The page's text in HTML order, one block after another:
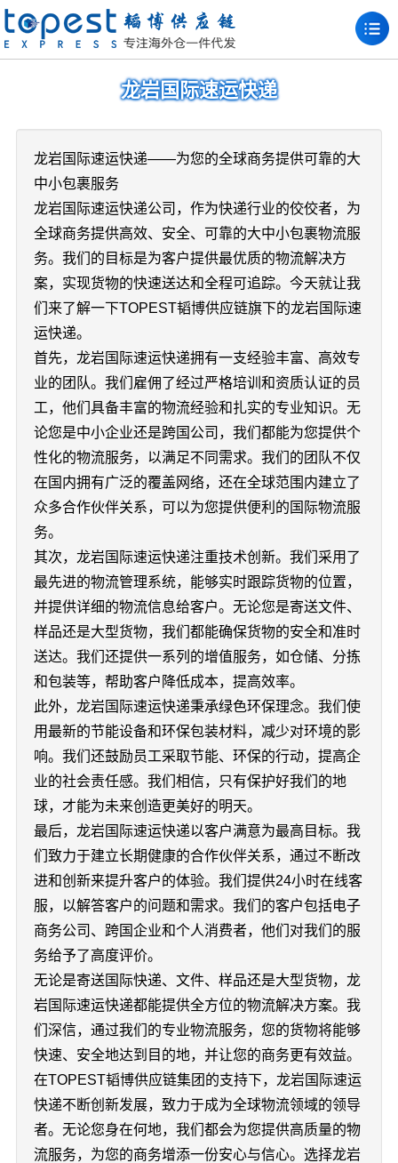
龙岩国际速运快递
龙岩国际速运快递——为您的全球商务提供可靠的大
中小包裹服务
龙岩国际速运快递公司，作为快递行业的佼佼者，为
全球商务提供高效、安全、可靠的大中小包裹物流服
务。我们的目标是为客户提供最优质的物流解决方
案，实现货物的快速送达和全程可追踪。今天就让我
们来了解一下TOPEST韬博供应链旗下的龙岩国际速
运快递。
首先，龙岩国际速运快递拥有一支经验丰富、高效专
业的团队。我们雇佣了经过严格培训和资质认证的员
工，他们具备丰富的物流经验和扎实的专业知识。无
论您是中小企业还是跨国公司，我们都能为您提供个
性化的物流服务，以满足不同需求。我们的团队不仅
在国内拥有广泛的覆盖网络，还在全球范围内建立了
众多合作伙伴关系，可以为您提供便利的国际物流服
务。
其次，龙岩国际速运快递注重技术创新。我们采用了
最先进的物流管理系统，能够实时跟踪货物的位置，
并提供详细的物流信息给客户。无论您是寄送文件、
样品还是大型货物，我们都能确保货物的安全和准时
送达。我们还提供一系列的增值服务，如仓储、分拣
和包装等，帮助客户降低成本，提高效率。
此外，龙岩国际速运快递秉承绿色环保理念。我们使
用最新的节能设备和环保包装材料，减少对环境的影
响。我们还鼓励员工采取节能、环保的行动，提高企
业的社会责任感。我们相信，只有保护好我们的地
球，才能为未来创造更美好的明天。
最后，龙岩国际速运快递以客户满意为最高目标。我
们致力于建立长期健康的合作伙伴关系，通过不断改
进和创新来提升客户的体验。我们提供24小时在线客
服，以解答客户的问题和需求。我们的客户包括电子
商务公司、跨国企业和个人消费者，他们对我们的服
务给予了高度评价。
无论是寄送国际快递、文件、样品还是大型货物，龙
岩国际速运快递都能提供全方位的物流解决方案。我
们深信，通过我们的专业物流服务，您的货物将能够
快速、安全地达到目的地，并让您的商务更有效益。
在TOPEST韬博供应链集团的支持下，龙岩国际速运
快递不断创新发展，致力于成为全球物流领域的领导
者。无论您身在何地，我们都会为您提供高质量的物
流服务，为您的商务增添一份安心与信心。选择龙岩